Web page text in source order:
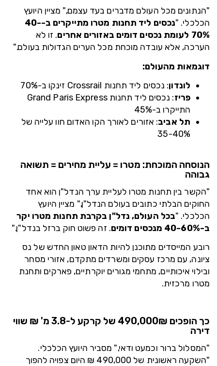
"הנתונים מכל העולם מדברים בעד עצמם," מציין היועץ
הכלכלי. "
נכסים ליד תחנות מטרו מתייקרים ב-40-
70% לעומת נכסים דומים באזורים אחרים
. זו לא
הערכה, אלא עובדה מוכחת מכל הערים הגדולות בעולם."
דוגמאות מהעולם:
לונדון: נכסים ליד תחנות Crossrail זינקו ב-70%
פריז
: נכסים ליד תחנות Grand Paris Express
התייקרו ב-45%
תל אביב: אזורים לאורך הקו האדום חוו עלייה של
35-40%
הנוסחה המוכחת: מטרו = עליית מחירים = תשואה
גבוהה
"הקשר בין תחנות מטרו לעליית ערך הנדל"ן הוא אחד
החוקים הבלתי כתובים בעולם הנדל"ן," מציין היועץ
הכלכלי. "בכל העולם, נדל"ן בקרבת תחנות מטרו יקר
ב-40-60% מנכסים דומים
. זה פשוט חוק ברזל בנדל"ן."
רובע המייסדים מתוכנן להיות הדאון טאון החדש של נס
ציונה, עם מרכז עסקים ומשרדים מתקדם, אזורי מסחר
ובילוי איכותיים, מתחמי מגורים יוקרתיים, פארקים ותחנת
מטרו מרכזית.
כך הופכים 490,000₪ של קרקע ל-3.8 מ' ₪ שווי
דירה
"המסלול ברור וכמעט ודאי," מסביר היועץ הכלכלי.
"
השקעה ראשונית של 490,000 ₪ היום צפויה להפוך